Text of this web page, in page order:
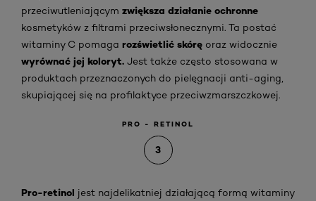
przeciwutleniającym zwiększa działanie ochronne
kosmetyków z filtrami przeciwsłonecznymi. Ta postać
witaminy C pomaga rozświetlić skórę oraz widocznie
wyrównać jej koloryt. Jest także często stosowana w
produktach przeznaczonych do pielęgnacji anti-aging,
skupiającej się na profilaktyce przeciwzmarszczkowej.
PRO - RETINOL
3
Pro-retinol jest najdelikatniej działającą formą witaminy